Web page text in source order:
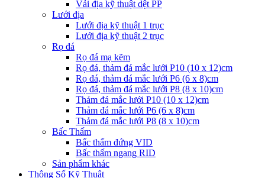
Vải địa kỹ thuật dệt PP
Lưới địa
Lưới địa kỹ thuật 1 trục
Lưới địa kỹ thuật 2 trục
Rọ đá
Rọ đá mạ kẽm
Rọ đá, thảm đá mắc lưới P10 (10 x 12)cm
Rọ đá, thảm đá mắc lưới P6 (6 x 8)cm
Rọ đá, thảm đá mắc lưới P8 (8 x 10)cm
Thảm đá mắc lưới P10 (10 x 12)cm
Thảm đá mắc lưới P6 (6 x 8)cm
Thảm đá mắc lưới P8 (8 x 10)cm
Bấc Thấm
Bấc thấm đứng VID
Bấc thấm ngang RID
Sản phẩm khác
Thông Số Kỹ Thuật